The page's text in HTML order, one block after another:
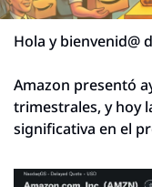
Hola y bienvenid@
Amazon presentó
trimestrales, y hoy
significativa en el